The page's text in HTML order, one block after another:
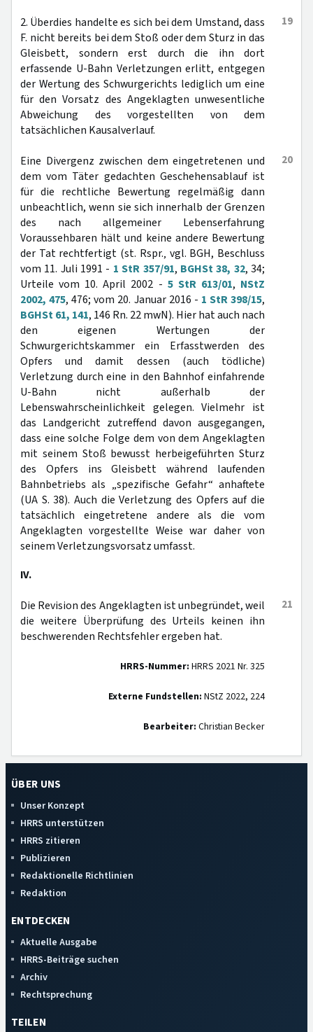
19
2. Überdies handelte es sich bei dem Umstand, dass
F. nicht bereits bei dem Stoß oder dem Sturz in das
Gleisbett, sondern erst durch die ihn dort
erfassende U-Bahn Verletzungen erlitt, entgegen
der Wertung des Schwurgerichts lediglich um eine
für den Vorsatz des Angeklagten unwesentliche
Abweichung des vorgestellten von dem
tatsächlichen Kausalverlauf.
20
Eine Divergenz zwischen dem eingetretenen und
dem vom Täter gedachten Geschehensablauf ist
für die rechtliche Bewertung regelmäßig dann
unbeachtlich, wenn sie sich innerhalb der Grenzen
des nach allgemeiner Lebenserfahrung
Voraussehbaren hält und keine andere Bewertung
der Tat rechtfertigt (st. Rspr.‚ vgl. BGH, Beschluss
vom 11. Juli 1991 - 1 StR 357/91, BGHSt 38, 32, 34;
Urteile vom 10. April 2002 - 5 StR 613/01, NStZ
2002, 475, 476; vom 20. Januar 2016 - 1 StR 398/15,
BGHSt 61, 141, 146 Rn. 22 mwN). Hier hat auch nach
den eigenen Wertungen der
Schwurgerichtskammer ein Erfasstwerden des
Opfers und damit dessen (auch tödliche)
Verletzung durch eine in den Bahnhof einfahrende
U-Bahn nicht außerhalb der
Lebenswahrscheinlichkeit gelegen. Vielmehr ist
das Landgericht zutreffend davon ausgegangen,
dass eine solche Folge dem von dem Angeklagten
mit seinem Stoß bewusst herbeigeführten Sturz
des Opfers ins Gleisbett während laufenden
Bahnbetriebs als „spezifische Gefahr“ anhaftete
(UA S. 38). Auch die Verletzung des Opfers auf die
tatsächlich eingetretene andere als die vom
Angeklagten vorgestellte Weise war daher von
seinem Verletzungsvorsatz umfasst.
IV.
21
Die Revision des Angeklagten ist unbegründet, weil
die weitere Überprüfung des Urteils keinen ihn
beschwerenden Rechtsfehler ergeben hat.
HRRS-Nummer: HRRS 2021 Nr. 325
Externe Fundstellen: NStZ 2022, 224
Bearbeiter: Christian Becker
ÜBER UNS
Unser Konzept
HRRS unterstützen
HRRS zitieren
Publizieren
Redaktionelle Richtlinien
Redaktion
ENTDECKEN
Aktuelle Ausgabe
HRRS-Beiträge suchen
Archiv
Rechtsprechung
TEILEN